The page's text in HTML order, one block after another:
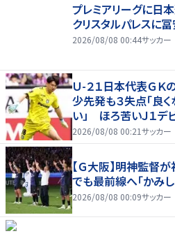
プレミアリーグに日
クリスタルパレスに
2026/08/08 00:44サッカー
Ｕ-２１日本代表Ｇ
少先発も３失点「良
い」 ほろ苦いＪ１デ
2026/08/08 00:21サッカー
【Ｇ大阪】明神監督が
でも最前線へ「かみ
2026/08/08 00:09サッカー